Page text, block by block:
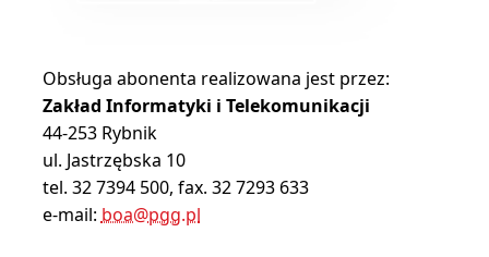
Obsługa abonenta realizowana jest przez:
Zakład Informatyki i Telekomunikacji
44-253 Rybnik
ul. Jastrzębska 10
tel. 32 7394 500, fax. 32 7293 633
e-mail: boa@pgg.pl